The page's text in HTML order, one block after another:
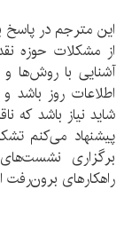
این مترجم در
از مشکلات حوزه
آشنایی با روش‌ها و
اطلاعات روز باشد
شاید نیاز باشد که
پیشنهاد می‌کنم
برگزاری
راهکارهای